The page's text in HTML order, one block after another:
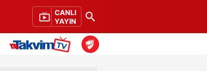
CANLI
YAYIN